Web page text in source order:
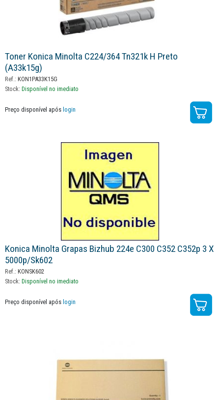
Toner Konica Minolta C224/364 Tn321k H Preto
(a33k15g)
Ref.: KON1PA33K15G
Stock: Disponível no imediato
Preço disponível após login
Konica Minolta Grapas Bizhub 224e C300 C352 C352p 3 X
5000p/sk602
Ref.: KONSK602
Stock: Disponível no imediato
Preço disponível após login